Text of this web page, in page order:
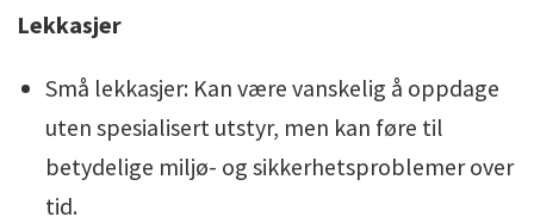
Lekkasjer
Små lekkasjer: Kan være vanskelig å oppdage
uten spesialisert utstyr, men kan føre til
betydelige miljø- og sikkerhetsproblemer over
tid.